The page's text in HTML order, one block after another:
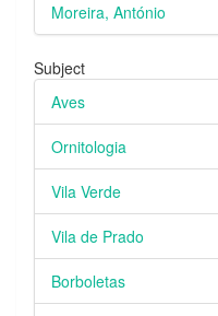
Moreira, António
Subject
Aves
Ornitologia
Vila Verde
Vila de Prado
Borboletas